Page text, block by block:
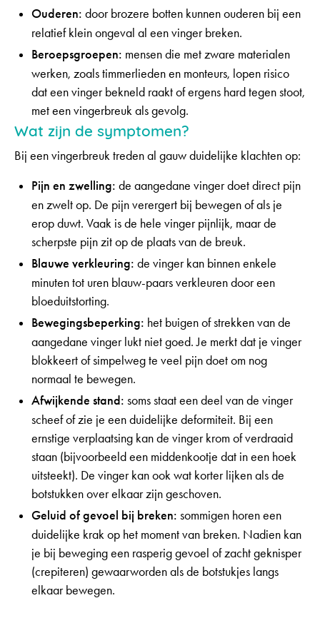
Ouderen: door brozere botten kunnen ouderen bij een
relatief klein ongeval al een vinger breken.
Beroepsgroepen: mensen die met zware materialen
werken, zoals timmerlieden en monteurs, lopen risico
dat een vinger bekneld raakt of ergens hard tegen stoot,
met een vingerbreuk als gevolg.
Wat zijn de symptomen?
Bij een vingerbreuk treden al gauw duidelijke klachten op:
Pijn en zwelling: de aangedane vinger doet direct pijn
en zwelt op. De pijn verergert bij bewegen of als je
erop duwt. Vaak is de hele vinger pijnlijk, maar de
scherpste pijn zit op de plaats van de breuk.
Blauwe verkleuring: de vinger kan binnen enkele
minuten tot uren blauw-paars verkleuren door een
bloeduitstorting.
Bewegingsbeperking: het buigen of strekken van de
aangedane vinger lukt niet goed. Je merkt dat je vinger
blokkeert of simpelweg te veel pijn doet om nog
normaal te bewegen.
Afwijkende stand: soms staat een deel van de vinger
scheef of zie je een duidelijke deformiteit. Bij een
ernstige verplaatsing kan de vinger krom of verdraaid
staan (bijvoorbeeld een middenkootje dat in een hoek
uitsteekt). De vinger kan ook wat korter lijken als de
botstukken over elkaar zijn geschoven.
Geluid of gevoel bij breken: sommigen horen een
duidelijke krak op het moment van breken. Nadien kan
je bij beweging een rasperig gevoel of zacht geknisper
(crepiteren) gewaarworden als de botstukjes langs
elkaar bewegen.